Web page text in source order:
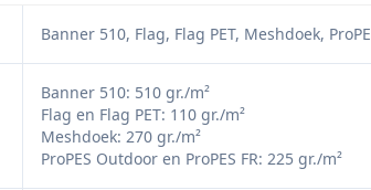
Banner 510, Flag, Flag PET, Meshdoek,
Banner 510: 510 gr./m²
Flag en Flag PET: 110 gr./m²
Meshdoek: 270 gr./m²
ProPES Outdoor en ProPES FR: 225 gr./m²